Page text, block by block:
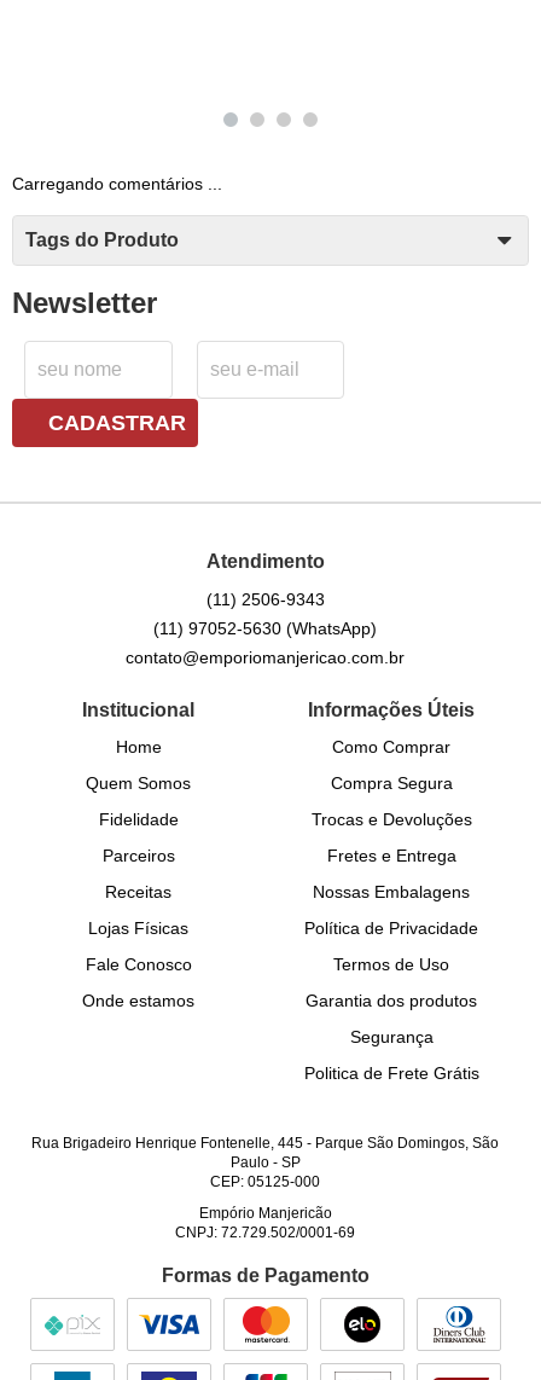
Carregando comentários ...
Tags do Produto
Newsletter
CADASTRAR
Atendimento
(11) 2506-9343
(11) 97052-5630(WhatsApp)
contato@emporiomanjericao.com.br
Institucional
Home
Quem Somos
Fidelidade
Parceiros
Receitas
Lojas Físicas
Fale Conosco
Onde estamos
Informações Úteis
Como Comprar
Compra Segura
Trocas e Devoluções
Fretes e Entrega
Nossas Embalagens
Política de Privacidade
Termos de Uso
Garantia dos produtos
Segurança
Politica de Frete Grátis
Rua Brigadeiro Henrique Fontenelle, 445 - Parque São Domingos, São
Paulo- SP
CEP: 05125-000
Empório Manjericão
CNPJ: 72.729.502/0001-69
Formas de Pagamento